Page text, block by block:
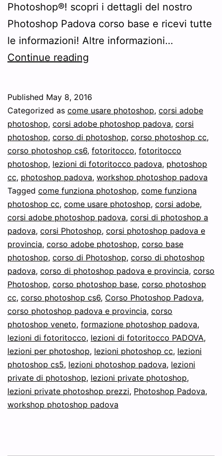
Photoshop®! scopri i dettagli del nostro
Photoshop Padova corso base e ricevi tutte
le informazioni! Altre informazioni…
Continue reading
base
–
Ti
interessa
Photoshop®
Padova
corso
base
?
Published May 8, 2016
Categorized as come usare photoshop, corsi adobe
photoshop, corsi adobe photoshop padova, corsi
photoshop, corso di photoshop, corso photoshop cc,
corso photoshop cs6, fotoritocco, fotoritocco
photoshop, lezioni di fotoritocco padova, photoshop
cc, photoshop padova, workshop photoshop padova
Tagged come funziona photoshop, come funziona
photoshop cc, come usare photoshop, corsi adobe,
corsi adobe photoshop padova, corsi di photoshop a
padova, corsi Photoshop, corsi photoshop padova e
provincia, corso adobe photoshop, corso base
photoshop, corso di Photoshop, corso di photoshop
padova, corso di photoshop padova e provincia, corso
Photoshop, corso photoshop base, corso photoshop
cc, corso photoshop cs6, Corso Photoshop Padova,
corso photoshop padova e provincia, corso
photoshop veneto, formazione photoshop padova,
lezioni di fotoritocco, lezioni di fotoritocco PADOVA,
lezioni per photoshop, lezioni photoshop cc, lezioni
photoshop cs5, lezioni photoshop padova, lezioni
private di photoshop, lezioni private photoshop,
lezioni private photoshop prezzi, Photoshop Padova,
workshop photoshop padova